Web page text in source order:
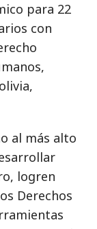
para 22
con
al más alto
logren
Derechos